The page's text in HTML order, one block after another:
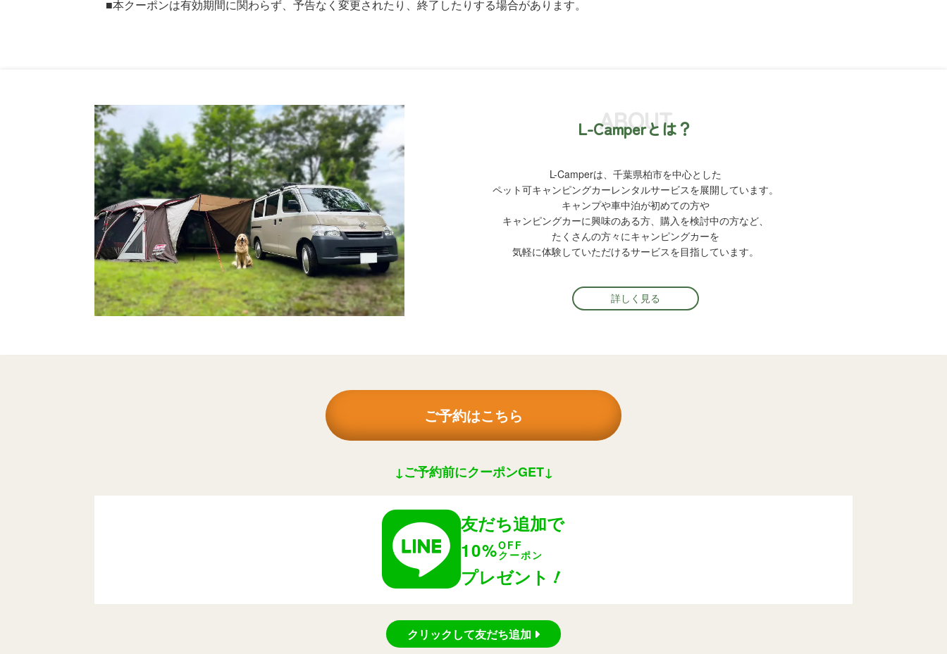
■本クーポンは有効期間に関わらず、予告なく変更されたり、終了したりする場合があります。
L-Camperとは？
ABOUT
L-Camperは、千葉県柏市を中心とした
ペット可キャンピングカーレンタルサービスを展開しています。
キャンプや車中泊が初めての方や
キャンピングカーに興味のある方、 購入を検討中の方など、
たくさんの方々にキャンピングカーを
気軽に体験していただけるサービスを目指しています。
詳しく見る
ご予約はこちら
↓ご予約前にクーポンGET↓
友だち追加で
10%OFF
クーポン
プレゼント！
クリックして友だち追加